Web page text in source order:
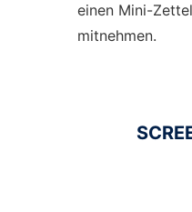
einen Mini-
mitnehmen.